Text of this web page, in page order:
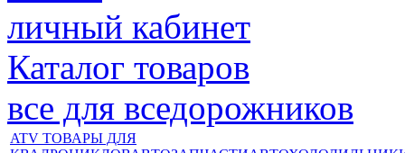
личный кабинет
Каталог товаров
все для вседорожников
ATV ТОВАРЫ ДЛЯ